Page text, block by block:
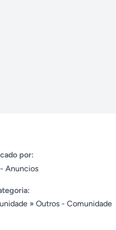
por:
Anuncios
» Outros - Comunidade